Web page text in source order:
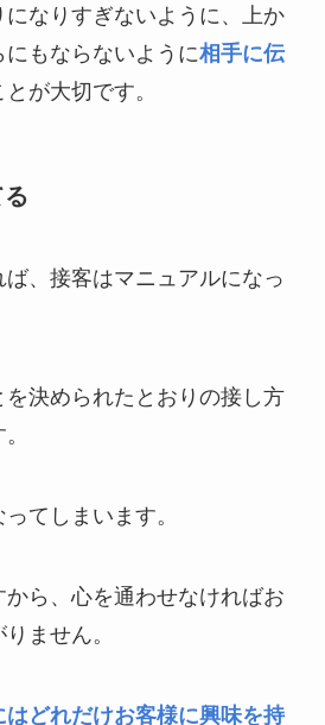
なりすぎないように、上か
もならないように相手に伝
とが大切です。
、接客はマニュアルになっ
決められたとおりの接し方
てしまいます。
から、心を通わせなければお
ません。
どれだけお客様に興味を持